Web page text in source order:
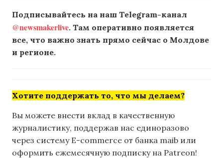
Подписывайтесь на наш Telegram-канал
@newsmakerlive. Там оперативно появляется
все, что важно знать прямо сейчас о Молдове
и регионе.
Хотите поддержать то, что мы делаем?
Вы можете внести вклад в качественную
журналистику, поддержав нас единоразово
через систему E-commerce от банка maib или
оформить ежемесячную подписку на Patreon!